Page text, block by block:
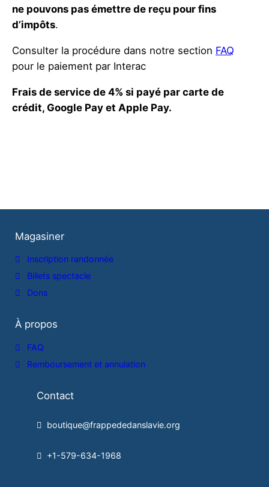
ne pouvons pas émettre de reçu pour fins
d’impôts.
Consulter la procédure dans notre section FAQ
pour le paiement par Interac
Frais de service de 4% si payé par carte de
crédit, Google Pay et Apple Pay.
Magasiner
Inscription randonnée
Billets spectacle
Dons
À propos
FAQ
Remboursement et annulation
Contact
boutique@frappededanslavie.org
+1-579-634-1968